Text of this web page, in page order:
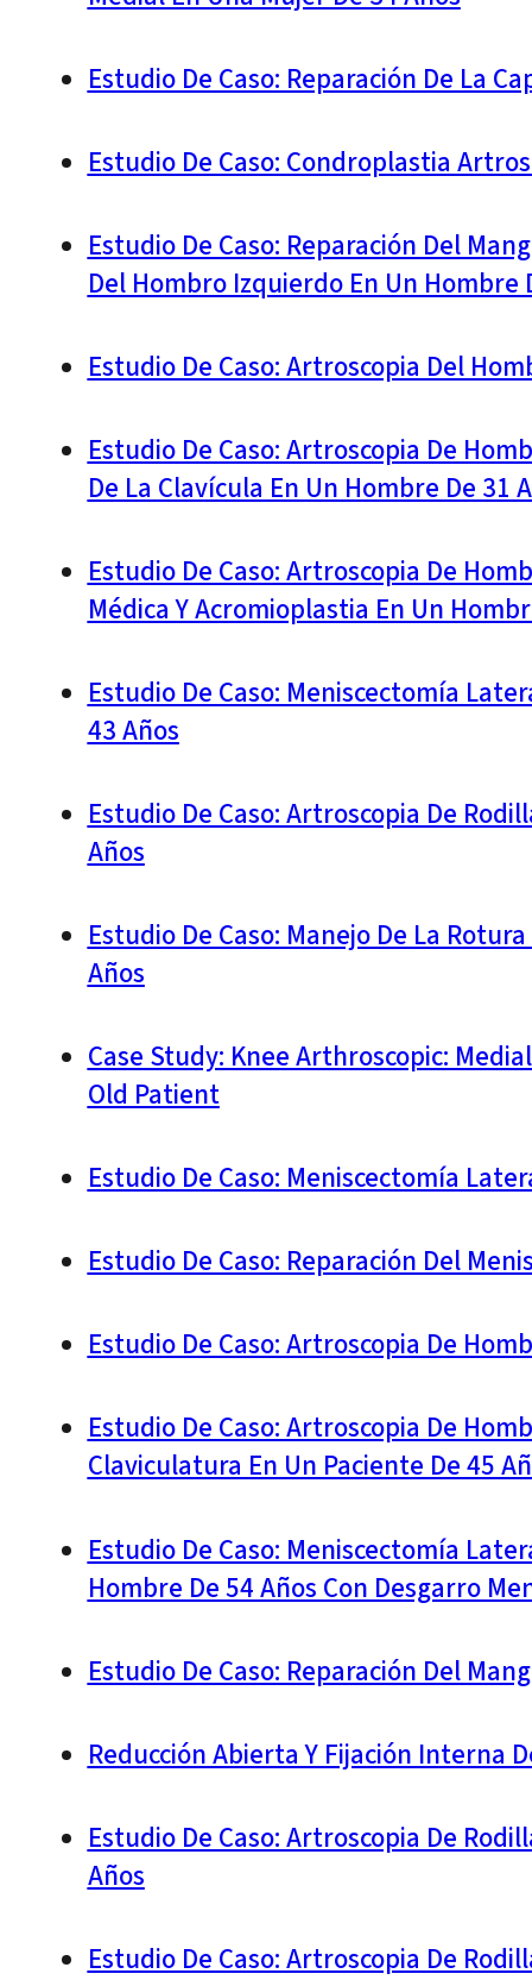
Estudio De Caso: Reparación De La
Estudio De Caso: Condroplastia
Estudio De Caso: Reparación Del
Del Hombro Izquierdo En Un Hombre
Estudio De Caso: Artroscopia Del
Estudio De Caso: Artroscopia De
De La Clavícula En Un Hombre De 31
Estudio De Caso: Artroscopia De
Médica Y Acromioplastia En Un
Estudio De Caso: Meniscectomía
43 Años
Estudio De Caso: Artroscopia De
Años
Estudio De Caso: Manejo De La
Años
Case Study: Knee Arthroscopic:
Old Patient
Estudio De Caso: Meniscectomía
Estudio De Caso: Reparación Del
Estudio De Caso: Artroscopia De
Estudio De Caso: Artroscopia De
Claviculatura En Un Paciente De 45
Estudio De Caso: Meniscectomía
Hombre De 54 Años Con Desgarro
Estudio De Caso: Reparación Del
Reducción Abierta Y Fijación Interna
Estudio De Caso: Artroscopia De
Años
Estudio De Caso: Artroscopia De